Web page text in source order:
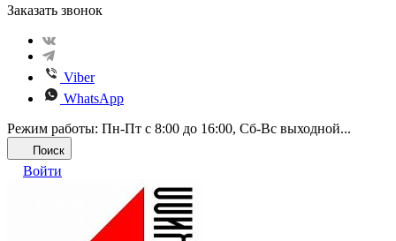
Заказать звонок
Viber
WhatsApp
Режим работы: Пн-Пт с 8:00 до 16:00, Cб-Вс выходной...
Поиск
Войти